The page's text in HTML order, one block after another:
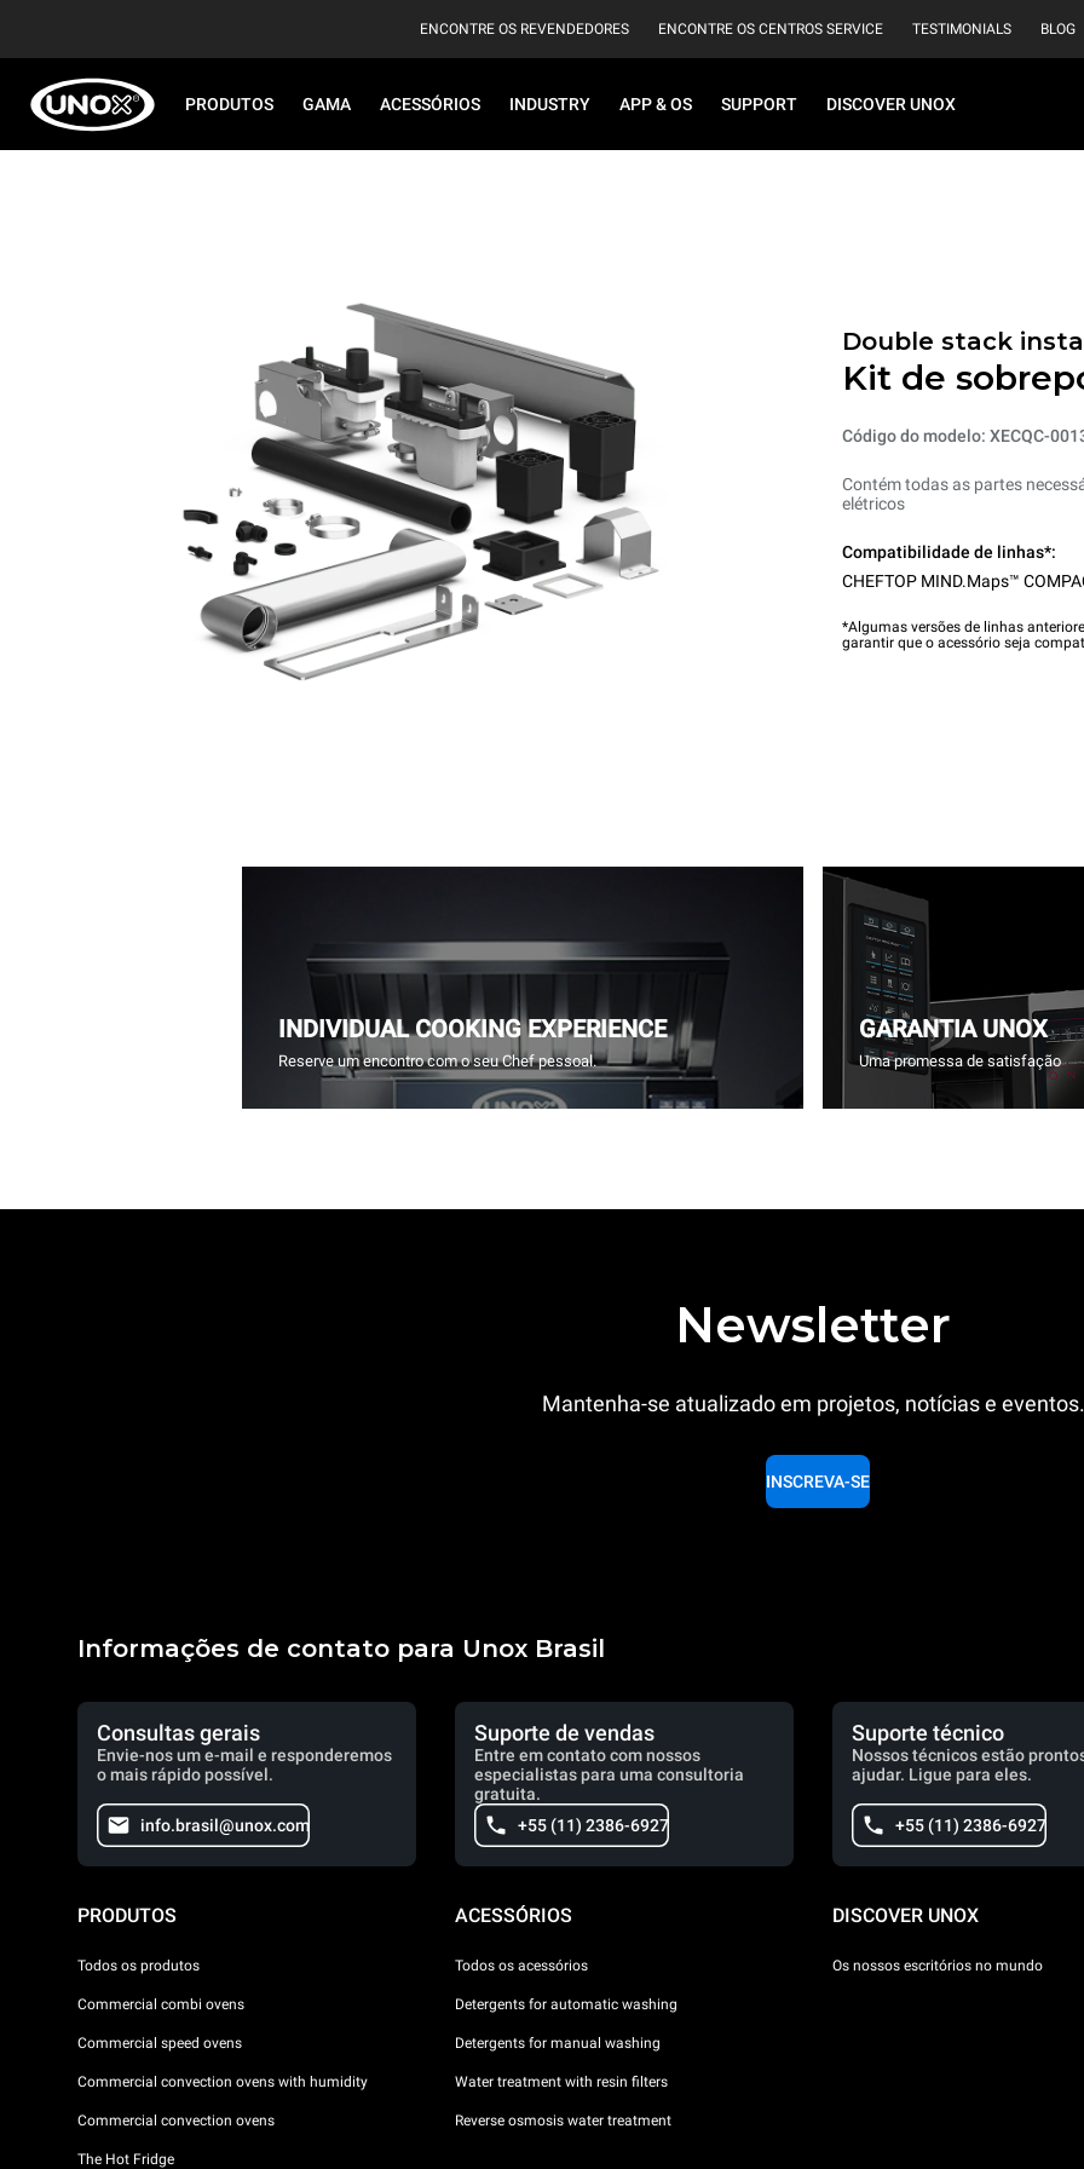
ENCONTRE OS REVENDEDORES ENCONTRE OS CENTROS SERVICE TESTIMONIALS BLOG
PRODUTOS GAMA ACESSÓRIOS INDUSTRY APP & OS SUPPORT DISCOVER UNOX
Double stack
Kit de
Código do modelo: XECQC-
Contém todas as partes
elétricos
Compatibilidade de linhas*:
CHEFTOP MIND.Maps™
*Algumas versões de linhas
garantir que o acessório seja
INDIVIDUAL COOKING EXPERIENCE
Reserve um encontro com o seu Chef pessoal.
GARANTIA UNOX
Uma promessa de satisfação
Newsletter
Mantenha-se atualizado em projetos, notícias e eventos.
INSCREVA-SE
Informações de contato para Unox Brasil
Consultas gerais
Envie-nos um e-mail e responderemos
o mais rápido possível.
info.brasil@unox.com
Suporte de vendas
Entre em contato com nossos
especialistas para uma consultoria
gratuita.
+55 (11) 2386-6927
Suporte técnico
Nossos técnicos estão
ajudar. Ligue para eles.
+55 (11) 2386-6927
PRODUTOS
Todos os produtos
Commercial combi ovens
Commercial speed ovens
Commercial convection ovens with humidity
Commercial convection ovens
The Hot Fridge
ACESSÓRIOS
Todos os acessórios
Detergents for automatic washing
Detergents for manual washing
Water treatment with resin filters
Reverse osmosis water treatment
DISCOVER UNOX
Os nossos escritórios no mundo